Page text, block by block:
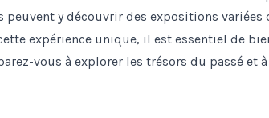
y découvrir des expositions variées
expérience unique, il est essentiel de
vous à explorer les trésors du passé et